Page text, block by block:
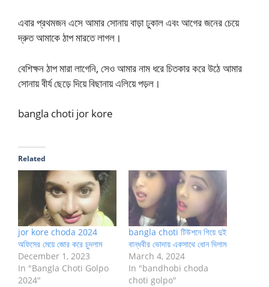
এবার প্রথমজন এসে আমার সোনায় বাড়া ঢুকাল এবং আগের জনের চেয়ে
দ্রুত আমাকে ঠাপ মারতে লাগল।
বেশিক্ষন ঠাপ মারা লাগেনি, সেও আমার নাম ধরে চিতকার করে উঠে আমার
সোনায় বীর্য ছেড়ে দিয়ে বিছানায় এলিয়ে পড়ল।
bangla choti jor kore
Related
jor kore choda 2024
অফিসের মেয়ে জোর করে চুদলাম
December 1, 2023
In "Bangla Choti Golpo
2024"
bangla choti টিউশনে গিয়ে দুই
বান্ধবীর ভোদায় একসাথে ধোন দিলাম
March 4, 2024
In "bandhobi choda
choti golpo"